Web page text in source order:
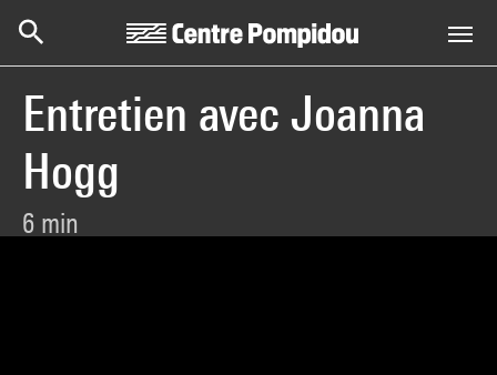
Entretien avec Joanna
Hogg
6 min